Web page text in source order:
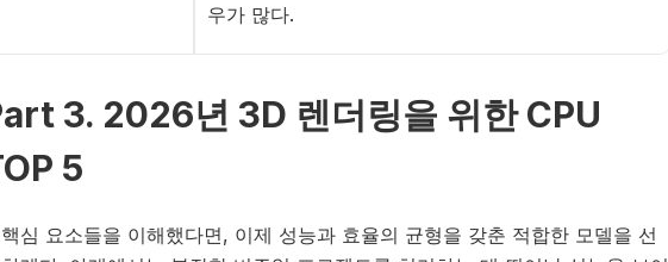
우가 많다.
3. 2026년 3D 렌더링을 위한 CPU
5
심 요소들을 이해했다면, 이제 성능과 효율의 균형을 갖춘 적합한 모델을 선